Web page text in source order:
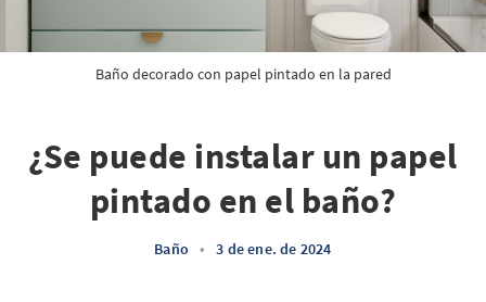
Baño decorado con papel pintado en la pared
¿Se puede instalar un papel
pintado en el baño?
Baño • 3 de ene. de 2024